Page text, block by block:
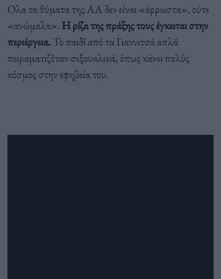
Ολα τα θύματα της ΑΑ δεν είναι «άρρωστα», ούτε
«ανώμαλα». Η ρίζα της πράξης τους έγκειται στην
περιέργεια.Το παιδί από τα Γιαννιτσά απλά
πειραματιζόταν σεξουαλικά, όπως κάνει πολύς
κόσμος στην εφηβεία του.